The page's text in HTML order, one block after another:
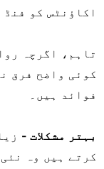
اکاؤنٹس کو
تاہم، اگرچہ
کوئی واضح فرق
فوائد ہیں۔
بہتر مشکلات -
کرتے ہیں وہ